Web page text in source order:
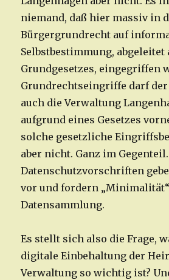
niemand, daß hier massiv in
Bürgergrundrecht auf
Selbstbestimmung, abgeleitet
Grundgesetzes, eingegriffen
Grundrechtseingriffe darf der
auch die Verwaltung
aufgrund eines Gesetzes
solche gesetzliche
aber nicht. Ganz im
Datenschutzvorschriften
vor und fordern
Datensammlung.
Es stellt sich also die Frage,
digitale Einbehaltung der
Verwaltung so wichtig ist?